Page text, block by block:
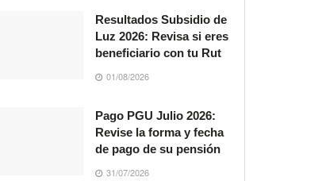
Resultados Subsidio de
Luz 2026: Revisa si eres
beneficiario con tu Rut
01/08/2026
Pago PGU Julio 2026:
Revise la forma y fecha
de pago de su pensión
31/07/2026